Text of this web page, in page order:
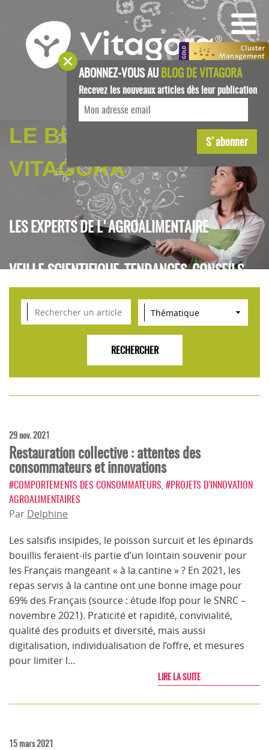
LE BLOG DE
VITAGORA
LES EXPERTS DE L'AGROALIMENTAIRE
VEILLE SCIENTIFIQUE, TENDANCES, CONSEILS
POUR L'INNOVATION AGROALIMENTAIRE
29 nov. 2021
Restauration collective : attentes des
consommateurs et innovations
#COMPORTEMENTS DES CONSOMMATEURS #PROJETS D’INNOVATION
AGROALIMENTAIRES
Par Delphine
Les salsifis insipides, le poisson surcuit et les épinards
bouillis feraient-ils partie d’un lointain souvenir pour
les Français mangeant « à la cantine » ? En 2021, les
repas servis à la cantine ont une bonne image pour
69% des Français (source : étude Ifop pour le SNRC –
novembre 2021). Praticité et rapidité, convivialité,
qualité des produits et diversité, mais aussi
digitalisation, individualisation de l’offre, et mesures
pour limiter l…
LIRE LA SUITE
15 mars 2021
ABONNEZ-VOUS AUBLOG DE VITAGORA
Recevez les nouveaux articles dès leur publication